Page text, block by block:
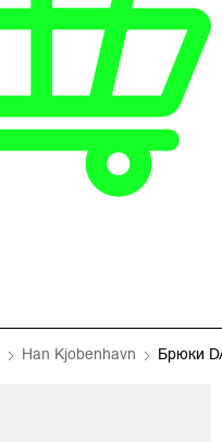
Han Kjobenhavn Брюки